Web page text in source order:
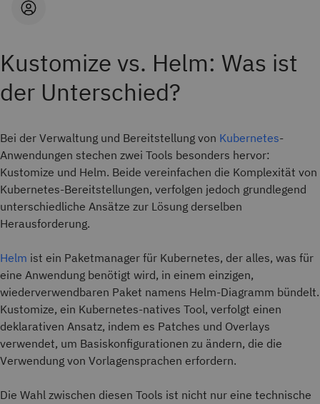
Kustomize vs. Helm: Was ist
der Unterschied?
Bei der Verwaltung und Bereitstellung von Kubernetes-
Anwendungen stechen zwei Tools besonders hervor:
Kustomize und Helm. Beide vereinfachen die Komplexität von
Kubernetes-Bereitstellungen, verfolgen jedoch grundlegend
unterschiedliche Ansätze zur Lösung derselben
Herausforderung.
Helm ist ein Paketmanager für Kubernetes, der alles, was für
eine Anwendung benötigt wird, in einem einzigen,
wiederverwendbaren Paket namens Helm-Diagramm bündelt.
Kustomize, ein Kubernetes-natives Tool, verfolgt einen
deklarativen Ansatz, indem es Patches und Overlays
verwendet, um Basiskonfigurationen zu ändern, die die
Verwendung von Vorlagensprachen erfordern.
Die Wahl zwischen diesen Tools ist nicht nur eine technische